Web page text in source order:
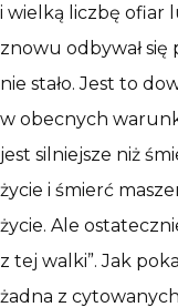
i wielką liczbę ofiar
znowu odbywał się
nie stało. Jest to
w obecnych
jest silniejsze niż
życie i śmierć
życie. Ale
z tej walki”. Jak
żadna z